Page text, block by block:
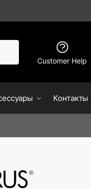
Customer Help
Контакты